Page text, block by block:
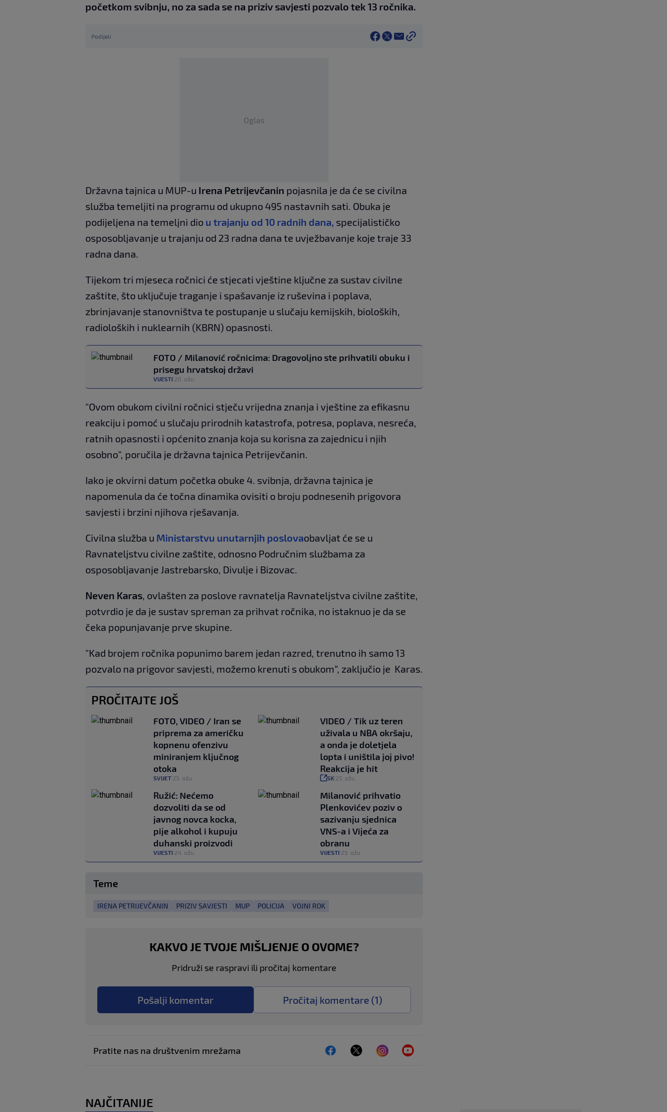
početkom svibnju, no za sada se na priziv savjesti pozvalo tek 13 ročnika.
Podijeli
Oglas
Državna tajnica u MUP-u Irena Petrijevčanin pojasnila je da će se civilna
služba temeljiti na programu od ukupno 495 nastavnih sati. Obuka je
podijeljena na temeljni dio u trajanju od 10 radnih dana, specijalističko
osposobljavanje u trajanju od 23 radna dana te uvježbavanje koje traje 33
radna dana.
Tijekom tri mjeseca ročnici će stjecati vještine ključne za sustav civilne
zaštite, što uključuje traganje i spašavanje iz ruševina i poplava,
zbrinjavanje stanovništva te postupanje u slučaju kemijskih, bioloških,
radioloških i nuklearnih (KBRN) opasnosti.
FOTO / Milanović ročnicima: Dragovoljno ste prihvatili obuku i
prisegu hrvatskoj državi
VIJESTI 20. ožu.
"Ovom obukom civilni ročnici stječu vrijedna znanja i vještine za efikasnu
reakciju i pomoć u slučaju prirodnih katastrofa, potresa, poplava, nesreća,
ratnih opasnosti i općenito znanja koja su korisna za zajednicu i njih
osobno", poručila je državna tajnica Petrijevčanin.
Iako je okvirni datum početka obuke 4. svibnja, državna tajnica je
napomenula da će točna dinamika ovisiti o broju podnesenih prigovora
savjesti i brzini njihova rješavanja.
Civilna služba u Ministarstvu unutarnjih poslovaobavljat će se u
Ravnateljstvu civilne zaštite, odnosno Područnim službama za
osposobljavanje Jastrebarsko, Divulje i Bizovac.
Neven Karas , ovlašten za poslove ravnatelja Ravnateljstva civilne zaštite,
potvrdio je da je sustav spreman za prihvat ročnika, no istaknuo je da se
čeka popunjavanje prve skupine.
"Kad brojem ročnika popunimo barem jedan razred, trenutno ih samo 13
pozvalo na prigovor savjesti, možemo krenuti s obukom“, zaključio je Karas.
PROČITAJTE JOŠ
FOTO, VIDEO / Iran se
priprema za američku
kopnenu ofenzivu
miniranjem ključnog
otoka
SVIJET 25. ožu.
VIDEO / Tik uz teren
uživala u NBA okršaju,
a onda je doletjela
lopta i uništila joj pivo!
Reakcija je hit
SK 25. ožu.
Ružić: Nećemo
dozvoliti da se od
javnog novca kocka,
pije alkohol i kupuju
duhanski proizvodi
VIJESTI 24. ožu.
Milanović prihvatio
Plenkovićev poziv o
sazivanju sjednica
VNS-a i Vijeća za
obranu
VIJESTI 25. ožu.
Teme
IRENA PETRIJEVČANIN PRIZIV SAVJESTI MUP POLICIJA VOJNI ROK
KAKVO JE TVOJE MIŠLJENJE O OVOME?
Pridruži se raspravi ili pročitaj komentare
Pošalji komentar Pročitaj komentare (1)
Pratite nas na društvenim mrežama
NAJČITANIJE